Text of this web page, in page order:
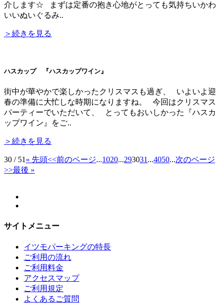
介します☆ まずは定番の抱き心地がとっても気持ちいかわ
いいぬいぐるみ..
＞続きを見る
ハスカップ 『ハスカップワイン』
街中が華やかで楽しかったクリスマスも過ぎ、 いよいよ迎
春の準備に大忙しな時期になりますね。 今回はクリスマス
パーティーでいただいて、 とってもおいしかった『ハスカ
ップワイン』をご..
＞続きを見る
30 / 51« 先頭<<前のページ...1020...293031...4050...次のページ
>>最後 »
サイトメニュー
イツモパーキングの特長
ご利用の流れ
ご利用料金
アクセスマップ
ご利用規定
よくあるご質問